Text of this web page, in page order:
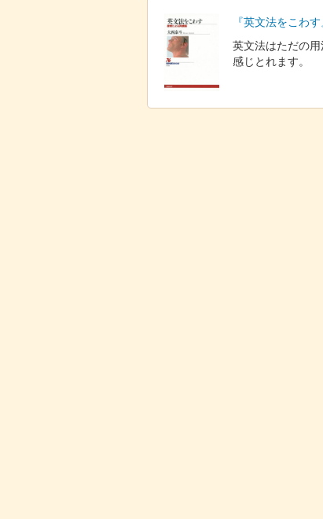
『英文法をこわ
英文法はただの
感じとれます。